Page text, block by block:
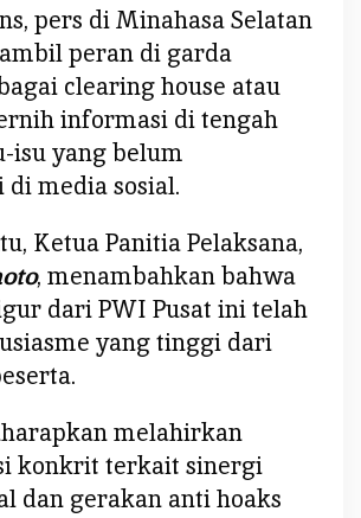
a
g
i
D
i
f
o
r
m
i
pers di Minahasa Selatan
peran di garda
clearing house atau
informasi di tengah
isu yang belum
media sosial.
Ketua Panitia Pelaksana,
, menambahkan bahwa
dari PWI Pusat ini telah
yang tinggi dari
melahirkan
konkrit terkait sinergi
dan gerakan anti hoaks